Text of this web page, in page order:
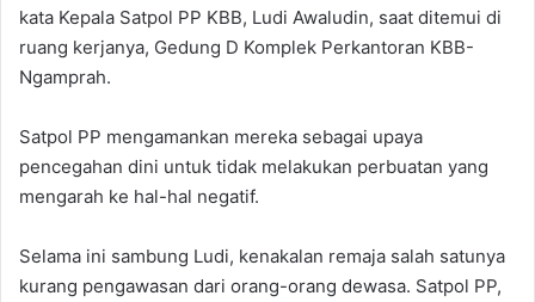
kata Kepala Satpol PP KBB, Ludi Awaludin, saat ditemui di
ruang kerjanya, Gedung D Komplek Perkantoran KBB-
Ngamprah.
Satpol PP mengamankan mereka sebagai upaya
pencegahan dini untuk tidak melakukan perbuatan yang
mengarah ke hal-hal negatif.
Selama ini sambung Ludi, kenakalan remaja salah satunya
kurang pengawasan dari orang-orang dewasa. Satpol PP,